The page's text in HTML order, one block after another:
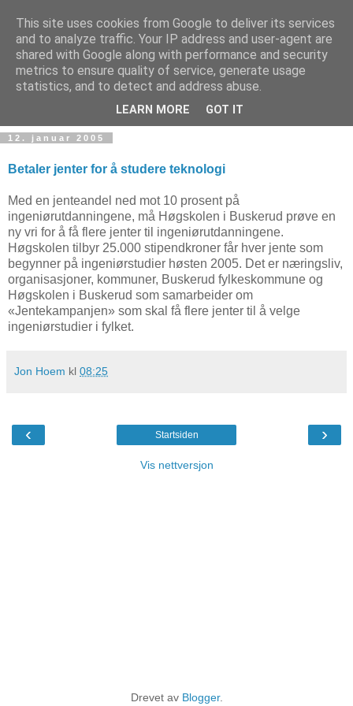
Teknologinyheter
12. januar 2005
Betaler jenter for å studere teknologi
Med en jenteandel ned mot 10 prosent på
ingeniørutdanningene, må Høgskolen i Buskerud prøve en
ny vri for å få flere jenter til ingeniørutdanningene.
Høgskolen tilbyr 25.000 stipendkroner får hver jente som
begynner på ingeniørstudier høsten 2005. Det er næringsliv,
organisasjoner, kommuner, Buskerud fylkeskommune og
Høgskolen i Buskerud som samarbeider om
«Jentekampanjen» som skal få flere jenter til å velge
ingeniørstudier i fylket.
Jon Hoem kl 08:25
‹ ›
Startsiden
Vis nettversjon
Drevet av Blogger.
This site uses cookies from Google to deliver its services
and to analyze traffic. Your IP address and user-agent are
shared with Google along with performance and security
metrics to ensure quality of service, generate usage
statistics, and to detect and address abuse.
LEARN MORE GOT IT